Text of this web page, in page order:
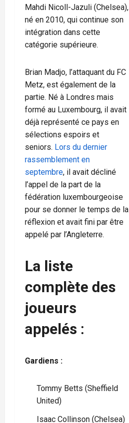
Mahdi Nicoll-Jazuli (Chelsea),
né en 2010, qui continue son
intégration dans cette
catégorie supérieure.
Brian Madjo, l’attaquant du FC
Metz, est également de la
partie. Né à Londres mais
formé au Luxembourg, il avait
déjà représenté ce pays en
sélections espoirs et
seniors. Lors du dernier
rassemblement en
septembre, il avait décliné
l’appel de la part de la
fédération luxembourgeoise
pour se donner le temps de la
réflexion et avait fini par être
appelé par l’Angleterre.
La liste
complète des
joueurs
appelés :
Gardiens :
Tommy Betts (Sheffield
United)
Isaac Collinson (Chelsea)